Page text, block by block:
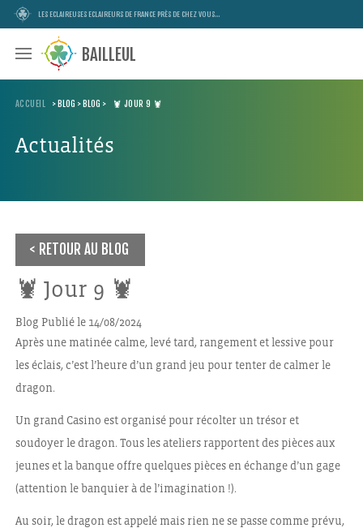
LES ECLAIREUSES ECLAIREURS DE FRANCE PRÈS DE CHEZ VOUS...
BAILLEUL
ACCUEIL > BLOG > BLOG > 🦞 JOUR 9 🦞
Actualités
RETOUR AU BLOG
🦞 Jour 9 🦞
Blog Publié le 14/08/2024
Après une matinée calme, levé tard, rangement et lessive pour
les éclais, c’est l’heure d’un grand jeu pour tenter de calmer le
dragon.
Un grand Casino est organisé pour récolter un trésor et
soudoyer le dragon. Tous les ateliers rapportent des pièces aux
jeunes et la banque offre quelques pièces en échange d’un gage
(attention le banquier à de l’imagination !).
Au soir, le dragon est appelé mais rien ne se passe comme prévu,